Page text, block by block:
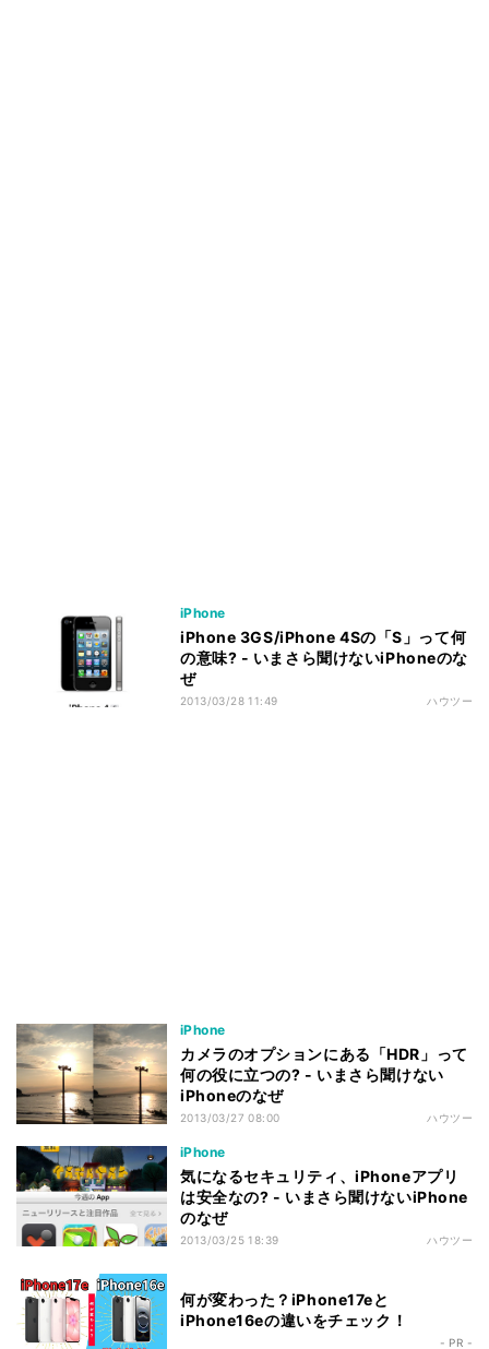
iPhone
iPhone 3GS/iPhone 4Sの「S」って何
の意味? - いまさら聞けないiPhoneのな
ぜ
2013/03/28 11:49 ハウツー
iPhone
カメラのオプションにある「HDR」って
何の役に立つの? - いまさら聞けない
iPhoneのなぜ
2013/03/27 08:00 ハウツー
iPhone
気になるセキュリティ、iPhoneアプリ
は安全なの? - いまさら聞けないiPhone
のなぜ
2013/03/25 18:39 ハウツー
何が変わった？iPhone17eと
iPhone16eの違いをチェック！
- PR -